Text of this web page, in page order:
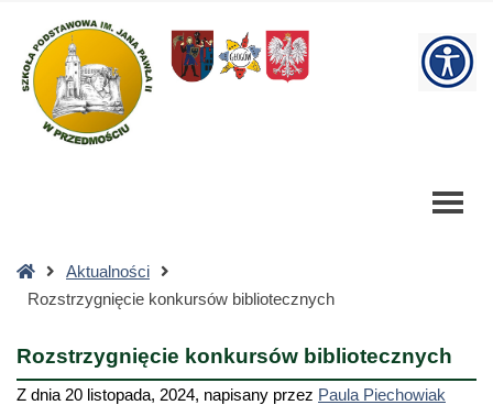
konkursów
bibliotecznych
Szkoła
Podstawowa
Strona
główna
Aktualności
Rozstrzygnięcie konkursów bibliotecznych
Rozstrzygnięcie konkursów bibliotecznych
Z dnia 20 listopada, 2024, napisany przez Paula Piechowiak